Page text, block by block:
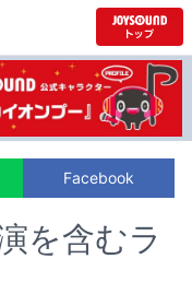
Facebook
を含むラ